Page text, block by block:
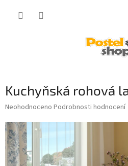
Kuchyňská rohová
Průměrné
produktu
je
0,0
z
Neohodnoceno Podrobnosti hodnocení